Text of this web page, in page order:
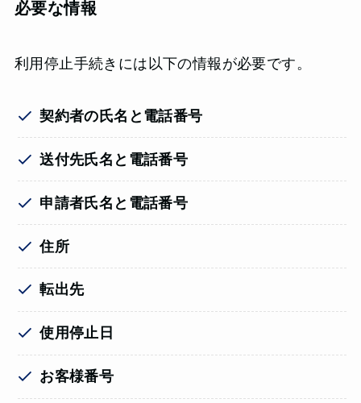
必要な情報
利用停止手続きには以下の情報が必要です。
契約者の氏名と電話番号
送付先氏名と電話番号
申請者氏名と電話番号
住所
転出先
使用停止日
お客様番号